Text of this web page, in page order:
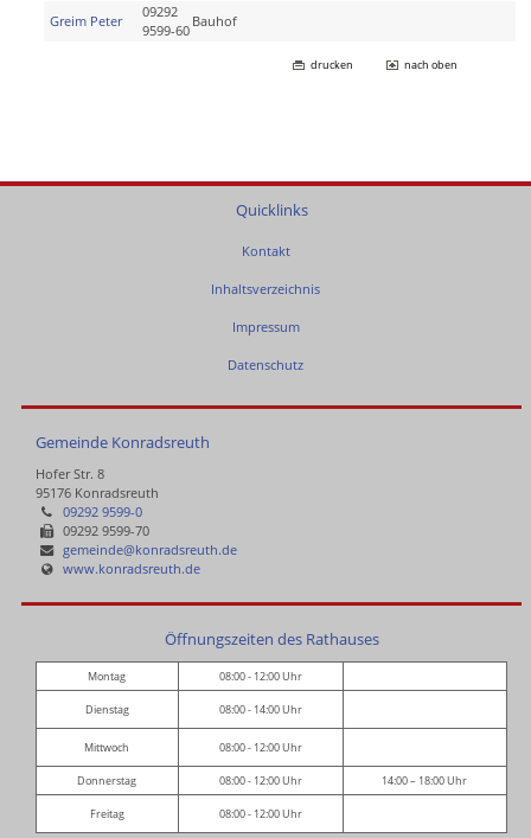
Greim Peter
09292
9599-60
Bauhof
drucken nach oben
Quicklinks
Kontakt
Inhaltsverzeichnis
Impressum
Datenschutz
Gemeinde Konradsreuth
Hofer Str. 8
95176 Konradsreuth
09292 9599-0
09292 9599-70
gemeinde@konradsreuth.de
www.konradsreuth.de
Öffnungszeiten des Rathauses
Montag 08:00 - 12:00 Uhr
Dienstag 08:00 - 14:00 Uhr
Mittwoch 08:00 - 12:00 Uhr
Donnerstag 08:00 - 12:00 Uhr 14:00 – 18:00 Uhr
Freitag 08:00 - 12:00 Uhr